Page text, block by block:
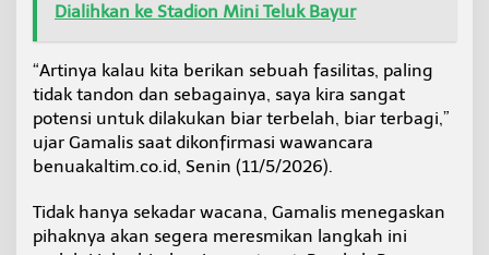
e
e
a
y
Dialihkan ke Stadion Mini Teluk Bayur
“Artinya kalau kita berikan sebuah fasilitas, paling
tidak tandon dan sebagainya, saya kira sangat
potensi untuk dilakukan biar terbelah, biar terbagi,”
ujar Gamalis saat dikonfirmasi wawancara
benuakaltim.co.id, Senin (11/5/2026).
Tidak hanya sekadar wacana, Gamalis menegaskan
pihaknya akan segera meresmikan langkah ini